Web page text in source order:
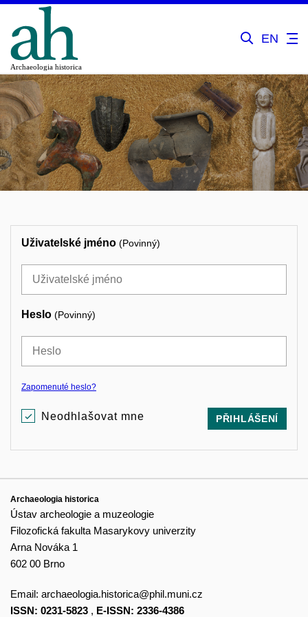
EN
Uživatelské jméno (Povinný)
Heslo (Povinný)
Zapomenuté heslo?
Neodhlašovat mne PŘIHLÁŠENÍ
Archaeologia historica
Ústav archeologie a muzeologie
Filozofická fakulta Masarykovy univerzity
Arna Nováka 1
602 00 Brno
Email: archaeologia.historica@phil.muni.cz
ISSN: 0231-5823 , E-ISSN: 2336-4386